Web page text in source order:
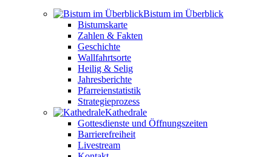
Bistum im Überblick
Bistumskarte
Zahlen & Fakten
Geschichte
Wallfahrtsorte
Heilig & Selig
Jahresberichte
Pfarreienstatistik
Strategieprozess
Kathedrale
Gottesdienste und Öffnungszeiten
Barrierefreiheit
Livestream